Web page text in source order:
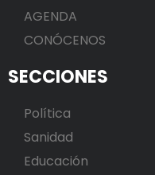
AGENDA
CONÓCENOS
SECCIONES
Política
Sanidad
Educación